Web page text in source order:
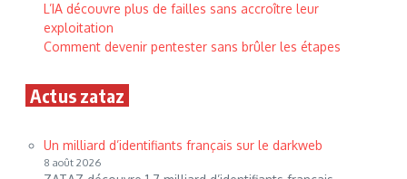
L’IA découvre plus de failles sans accroître leur
exploitation
Comment devenir pentester sans brûler les étapes
Actus zataz
Un milliard d’identifiants français sur le darkweb
8 août 2026